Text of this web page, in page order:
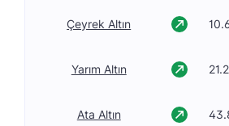
Çeyrek Altın
Yarım Altın
Ata Altın